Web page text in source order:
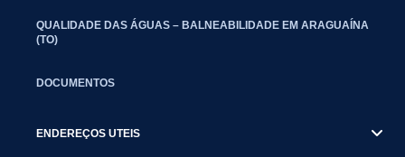
QUALIDADE DAS ÁGUAS – BALNEABILIDADE EM ARAGUAÍNA
(TO)
DOCUMENTOS
ENDEREÇOS UTEIS